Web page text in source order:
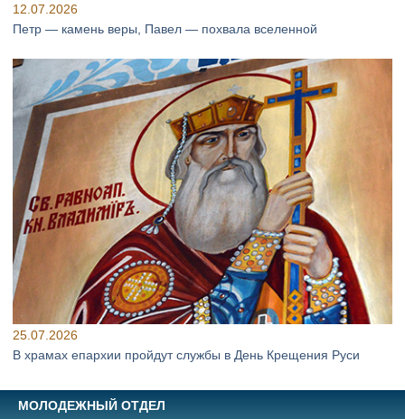
12.07.2026
Петр — камень веры, Павел — похвала вселенной
25.07.2026
В храмах епархии пройдут службы в День Крещения Руси
МОЛОДЕЖНЫЙ ОТДЕЛ